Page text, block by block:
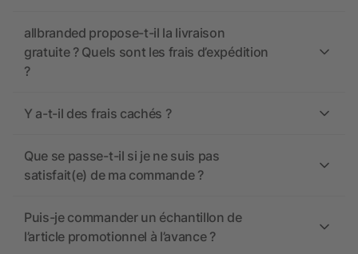
allbranded propose-t-il la livraison
gratuite ? Quels sont les frais d’expédition
?
Y a-t-il des frais cachés ?
Que se passe-t-il si je ne suis pas
satisfait(e) de ma commande ?
Puis-je commander un échantillon de
l’article promotionnel à l’avance ?